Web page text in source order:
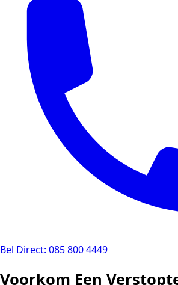
Bel Direct: 085 800 4449
Voorkom Een